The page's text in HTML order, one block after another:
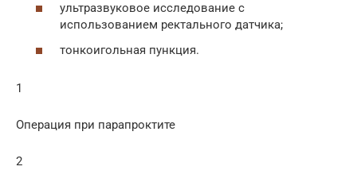
ультразвуковое исследование с
использованием ректального датчика;
тонкоигольная пункция.
1
Операция при парапроктите
2